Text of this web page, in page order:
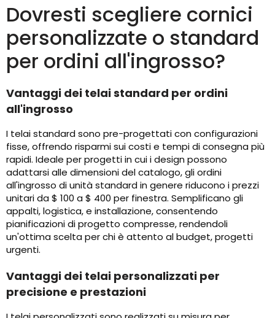
Dovresti scegliere cornici
personalizzate o standard
per ordini all'ingrosso?
Vantaggi dei telai standard per ordini
all'ingrosso
I telai standard sono pre-progettati con configurazioni
fisse, offrendo risparmi sui costi e tempi di consegna più
rapidi. Ideale per progetti in cui i design possono
adattarsi alle dimensioni del catalogo, gli ordini
all'ingrosso di unità standard in genere riducono i prezzi
unitari da $ 100 a $ 400 per finestra. Semplificano gli
appalti, logistica, e installazione, consentendo
pianificazioni di progetto compresse, rendendoli
un'ottima scelta per chi è attento al budget, progetti
urgenti.
Vantaggi dei telai personalizzati per
precisione e prestazioni